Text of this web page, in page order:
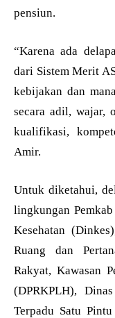
pensiun.
“Karena ada
dari Sistem Merit
kebijakan dan
secara adil, wajar,
kualifikasi,
Amir.
Untuk diketahui,
lingkungan
Kesehatan
Ruang dan
Rakyat, Kawasan
(DPRKPLH),
Terpadu Satu